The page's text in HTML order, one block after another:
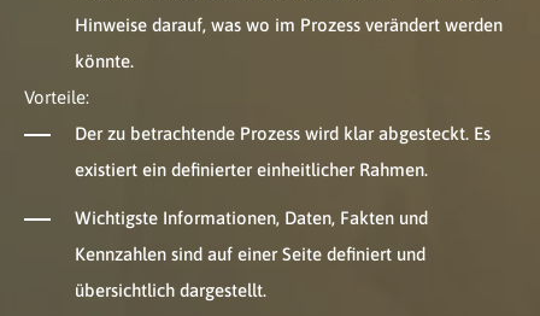
Hinweise darauf, was wo im Prozess verändert werden
könnte.
Vorteile:
Der zu betrachtende Prozess wird klar abgesteckt. Es
existiert ein definierter einheitlicher Rahmen.
Wichtigste Informationen, Daten, Fakten und
Kennzahlen sind auf einer Seite definiert und
übersichtlich dargestellt.